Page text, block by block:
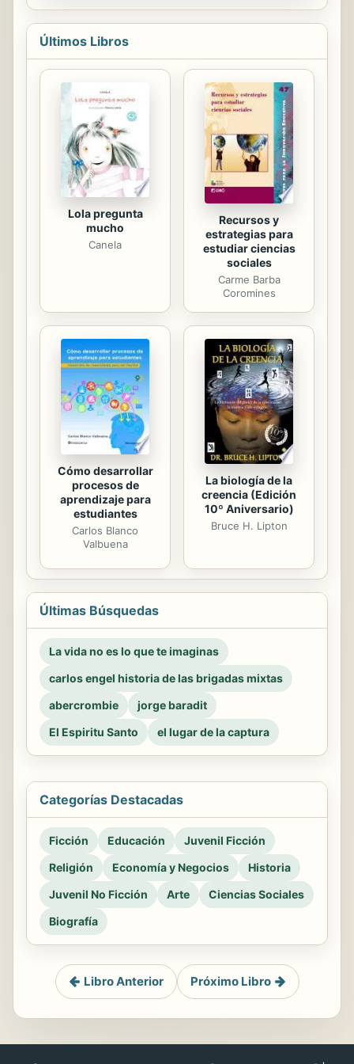
la Palabra que ...
también para los ejecutivos de
todos los campos. Hablar como
Obama proporciona las herramientas
necesarias para infundir cambios
positivos en todos los niveles de su
organización. La obra aporta las
claves necesarias para combinar
oratoria,...
Últimos Libros
Lola pregunta
mucho
Canela
Recursos y
estrategias para
estudiar ciencias
sociales
Carme Barba
Coromines
Cómo desarrollar
procesos de
aprendizaje para
estudiantes
Carlos Blanco
Valbuena
La biología de la
creencia (Edición
10º Aniversario)
Bruce H. Lipton
Últimas Búsquedas
La vida no es lo que te imaginas
carlos engel historia de las brigadas mixtas
abercrombie
jorge baradit
El Espiritu Santo
el lugar de la captura
Categorías Destacadas
Ficción Educación
Juvenil Ficción
Religión
Economía y Negocios
Historia
Juvenil No Ficción
Arte
Ciencias Sociales
Biografía
Libro Anterior Próximo Libro